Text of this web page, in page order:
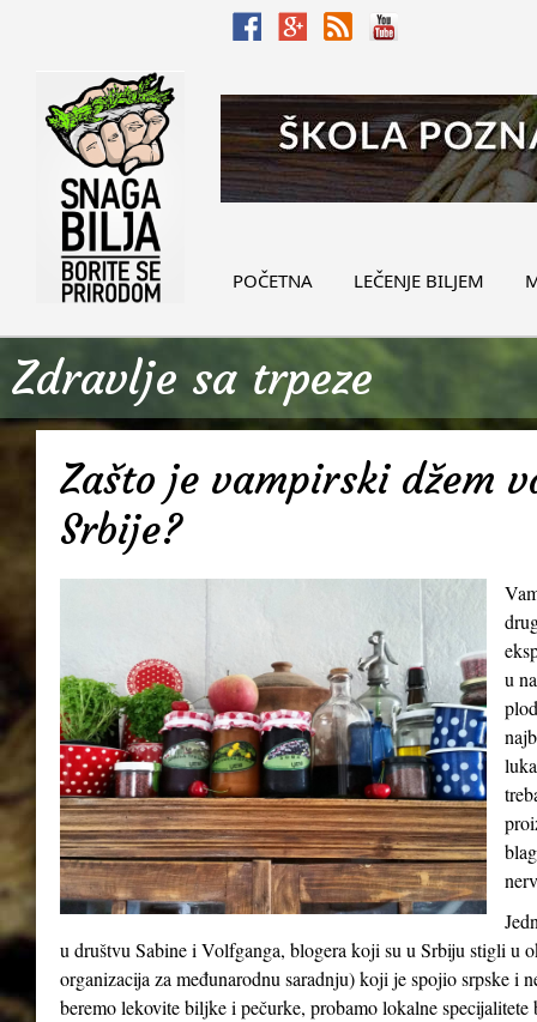
POČETNA LEČENJE BILJEM
Zdravlje sa trpeze
Zašto je vampirski džem
Srbije?
u
u društvu Sabine i Volfganga, blogera koji su u Srbiju stigli u
organizacija za međunarodnu saradnju) koji je spojio srpske i
beremo lekovite biljke i pečurke, probamo lokalne